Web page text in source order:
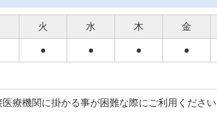
火 水 木 金
● ● ● ●
療機関に掛かる事が困難な際にご利用ください